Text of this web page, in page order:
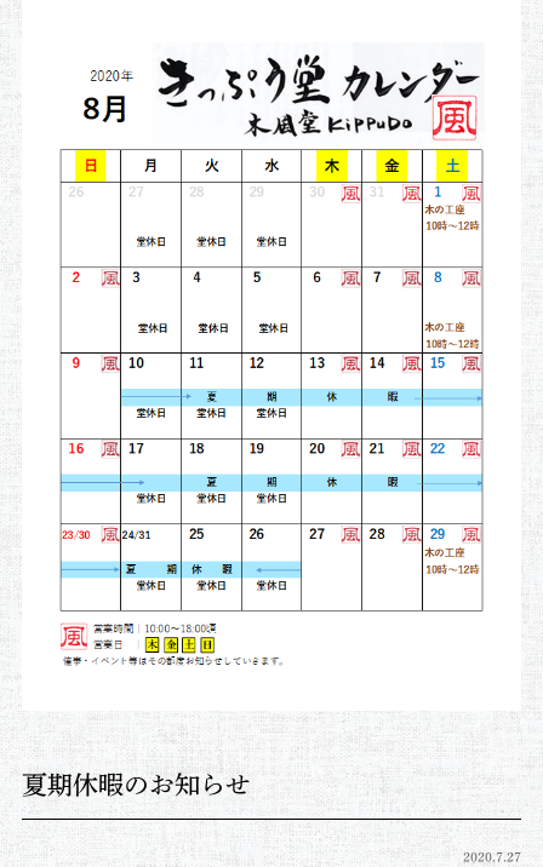
夏期休暇のお知らせ
2020.7.27